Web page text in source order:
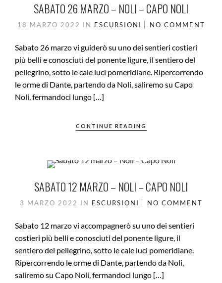
SABATO 26 MARZO – NOLI – CAPO NOLI
18 MARZO 2022 IN ESCURSIONI NO COMMENT
Sabato 26 marzo vi guiderò su uno dei sentieri costieri
più belli e conosciuti del ponente ligure, il sentiero del
pellegrino, sotto le cale luci pomeridiane. Ripercorrendo
le orme di Dante, partendo da Noli, saliremo su Capo
Noli, fermandoci lungo […]
CONTINUE READING
SABATO 12 MARZO – NOLI – CAPO NOLI
3 MARZO 2022 IN ESCURSIONI NO COMMENT
Sabato 12 marzo vi accompagnerò su uno dei sentieri
costieri più belli e conosciuti del ponente ligure, il
sentiero del pellegrino, sotto le cale luci pomeridiane.
Ripercorrendo le orme di Dante, partendo da Noli,
saliremo su Capo Noli, fermandoci lungo […]